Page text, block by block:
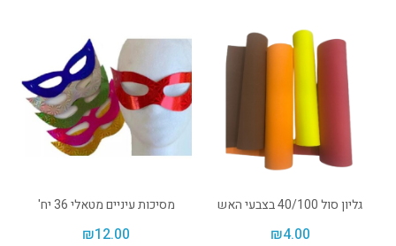
גליון סול 40/100 בצבעי האש
₪4.00
מסיכות עיניים מטאלי 36 יח'
₪12.00